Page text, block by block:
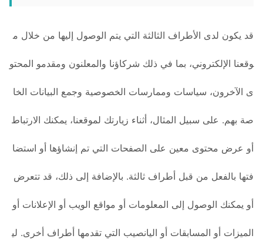
قد يكون لدى الأطراف الثالثة التي يتم الوصول إليها من خلال م
وقعنا الإلكتروني، بما في ذلك شركاؤنا والمعلنون ومقدمو المحتو
ى الآخرون، سياسات وممارسات الخصوصية وجمع البيانات الخا
صة بهم. على سبيل المثال، أثناء زيارتك لموقعنا، يمكنك الارتباط
أو عرض محتوى معين على الصفحات التي تم إنشاؤها أو استضا
فتها بالفعل من قبل أطراف ثالثة. بالإضافة إلى ذلك، قد تتعرض
أو يمكنك الوصول إلى المعلومات أو مواقع الويب أو الإعلانات أو
الميزات أو المسابقات أو اليانصيب التي تقدمها أطراف أخرى. لي